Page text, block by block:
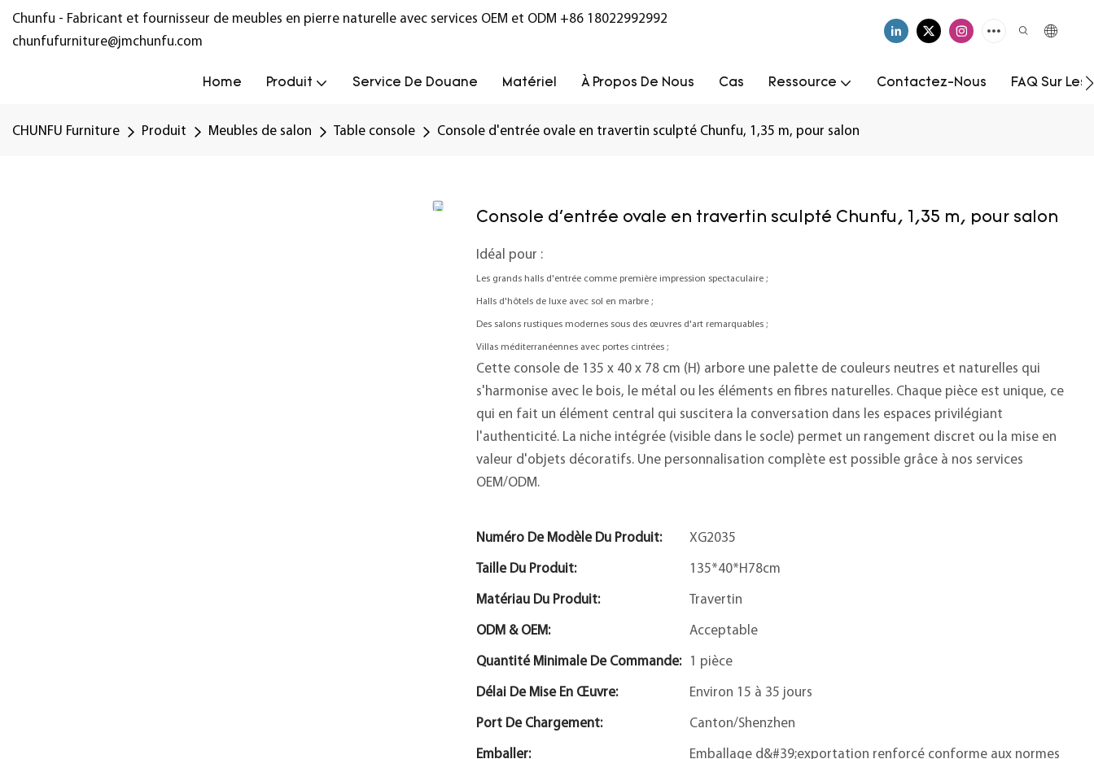
Chunfu - Fabricant et fournisseur de meubles en pierre naturelle avec services OEM et ODM +86 18022992992
chunfufurniture@jmchunfu.com
Home Produit Service De Douane Matériel À Propos De Nous Cas Ressource Contactez-Nous FAQ Sur
CHUNFU Furniture Produit Meubles de salon Table console Console d'entrée ovale en travertin sculpté Chunfu, 1,35 m, pour salon
Console d'entrée ovale en travertin sculpté Chunfu, 1,35 m, pour salon
Idéal pour :
Les grands halls d'entrée comme première impression spectaculaire ;
Halls d'hôtels de luxe avec sol en marbre ;
Des salons rustiques modernes sous des œuvres d'art remarquables ;
Villas méditerranéennes avec portes cintrées ;
Cette console de 135 x 40 x 78 cm (H) arbore une palette de couleurs neutres et naturelles qui
s'harmonise avec le bois, le métal ou les éléments en fibres naturelles. Chaque pièce est unique, ce
qui en fait un élément central qui suscitera la conversation dans les espaces privilégiant
l'authenticité. La niche intégrée (visible dans le socle) permet un rangement discret ou la mise en
valeur d'objets décoratifs. Une personnalisation complète est possible grâce à nos services
OEM/ODM.
Numéro De Modèle Du Produit: XG2035
Taille Du Produit: 135*40*H78cm
Matériau Du Produit: Travertin
ODM & OEM: Acceptable
Quantité Minimale De Commande: 1 pièce
Délai De Mise En Œuvre: Environ 15 à 35 jours
Port De Chargement: Canton/Shenzhen
Emballer:
Emballage d&#39;exportation renforcé conforme aux normes